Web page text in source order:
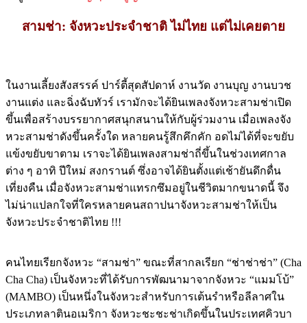
สามช่า: จังหวะประจำชาติ ไม่ไทย แต่ไม่เคยตาย
ในงานเลี้ยงสังสรรค์ ปาร์ตี้สุดสัปดาห์ งานวัด งานบุญ งานบวช
งานแต่ง และฉิ่งฉับทัวร์ เรามักจะได้ยินเพลงจังหวะสามช่าเปิด
ขึ้นเพื่อสร้างบรรยากาศสนุกสนานให้กับผู้ร่วมงาน เมื่อเพลงจัง
หวะสามช่าดังขึ้นครั้งใด หลายคนรู้สึกคึกคัก อดไม่ได้ที่จะขยับ
แข้งขยับขาตาม เราจะได้ยินเพลงสามช่าถี่ขึ้นในช่วงเทศกาล
ต่าง ๆ อาทิ ปีใหม่ สงกรานต์ ซึ่งอาจได้ยินตั้งแต่เช้ายันดึกดื่น
เที่ยงคืน เมื่อจังหวะสามช่าแทรกซึมอยู่ในชีวิตมากขนาดนี้ จึง
ไม่น่าแปลกใจที่ใครหลายคนสถาปนาจังหวะสามช่าให้เป็น
จังหวะประจำชาติไทย !!!
คนไทยเรียกจังหวะ “สามช่า” ขณะที่สากลเรียก “ช่าช่าช่า” (Cha
Cha Cha) เป็นจังหวะที่ได้รับการพัฒนามาจากจังหวะ “แมมโบ้”
(MAMBO) เป็นหนึ่งในจังหวะสำหรับการเต้นรำหรือลีลาศใน
ประเภทลาตินอเมริกา จังหวะชะชะช่าเกิดขึ้นในประเทศคิวบา